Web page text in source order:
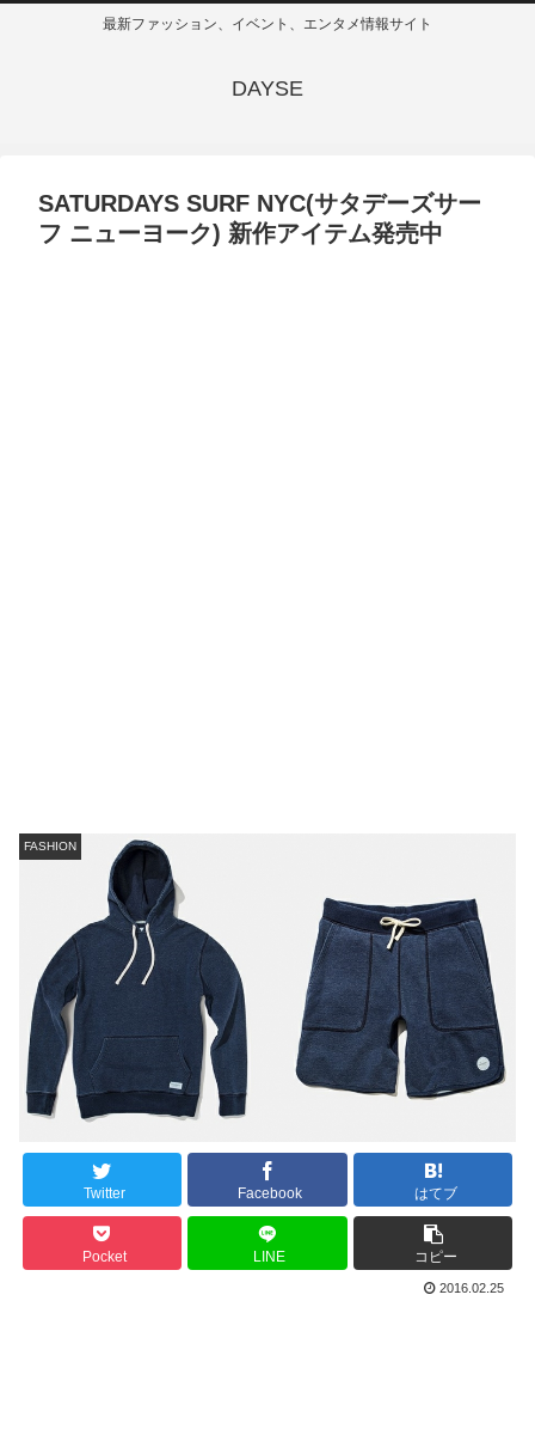
最新ファッション、イベント、エンタメ情報サイト
DAYSE
SATURDAYS SURF NYC(サタデーズサー
フ ニューヨーク) 新作アイテム発売中
FASHION
Twitter Facebook はてブ
Pocket LINE コピー
2016.02.25